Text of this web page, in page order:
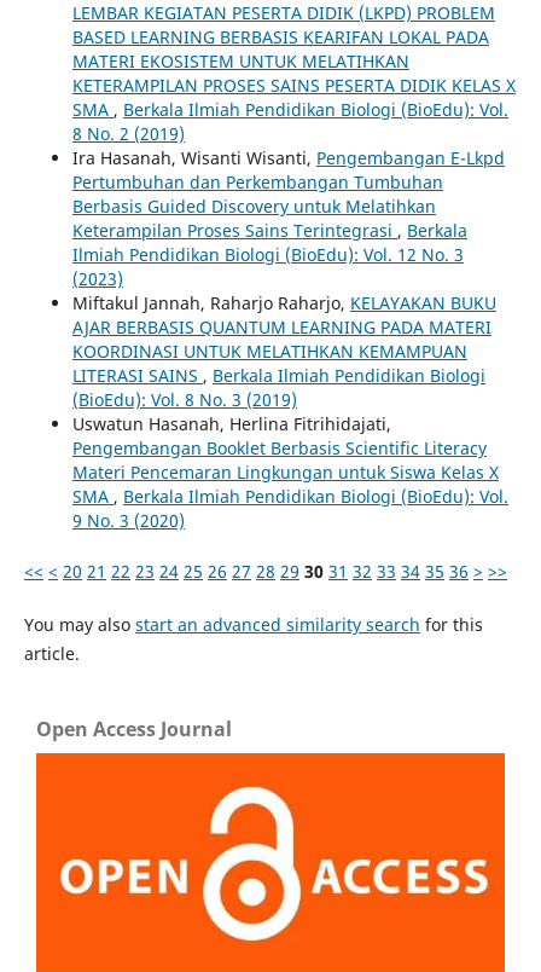
LEMBAR KEGIATAN PESERTA DIDIK (LKPD) PROBLEM
BASED LEARNING BERBASIS KEARIFAN LOKAL PADA
MATERI EKOSISTEM UNTUK MELATIHKAN
KETERAMPILAN PROSES SAINS PESERTA DIDIK KELAS X
SMA , Berkala Ilmiah Pendidikan Biologi (BioEdu): Vol.
8 No. 2 (2019)
Ira Hasanah, Wisanti Wisanti, Pengembangan E-Lkpd
Pertumbuhan dan Perkembangan Tumbuhan
Berbasis Guided Discovery untuk Melatihkan
Keterampilan Proses Sains Terintegrasi , Berkala
Ilmiah Pendidikan Biologi (BioEdu): Vol. 12 No. 3
(2023)
Miftakul Jannah, Raharjo Raharjo, KELAYAKAN BUKU
AJAR BERBASIS QUANTUM LEARNING PADA MATERI
KOORDINASI UNTUK MELATIHKAN KEMAMPUAN
LITERASI SAINS , Berkala Ilmiah Pendidikan Biologi
(BioEdu): Vol. 8 No. 3 (2019)
Uswatun Hasanah, Herlina Fitrihidajati,
Pengembangan Booklet Berbasis Scientific Literacy
Materi Pencemaran Lingkungan untuk Siswa Kelas X
SMA , Berkala Ilmiah Pendidikan Biologi (BioEdu): Vol.
9 No. 3 (2020)
<< < 20 21 22 23 24 25 26 27 28 29 30 31 32 33 34 35 36 > >>
You may also start an advanced similarity search for this
article.
Open Access Journal